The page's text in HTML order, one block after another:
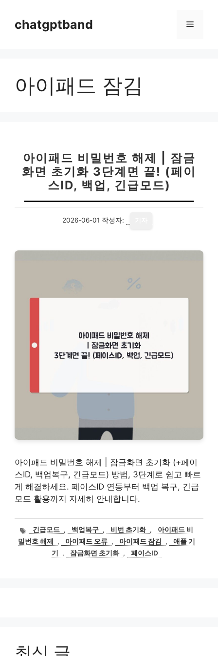
chatgptband 메
아이패드 잠김
아이패드 비밀번호 해제 | 잠금
화면 초기화 3단계면 끝! (페이
스ID, 백업, 긴급모드)
2026-06-01 작성자:
아이패드 비밀번호 해제 | 잠금화면 초기화 (+페이
스ID, 백업복구, 긴급모드) 방법, 3단계로 쉽고 빠르
게 해결하세요. 페이스ID 연동부터 백업 복구, 긴급
모드 활용까지 자세히 안내합니다.
태
그
긴급모드 , 백업복구 , 비번 초기화 ,
아이패드 비
밀번호 해제
, 아이패드 오류 , 아이패드 잠김 ,
애플 기
기
, 잠금화면 초기화 , 페이스ID